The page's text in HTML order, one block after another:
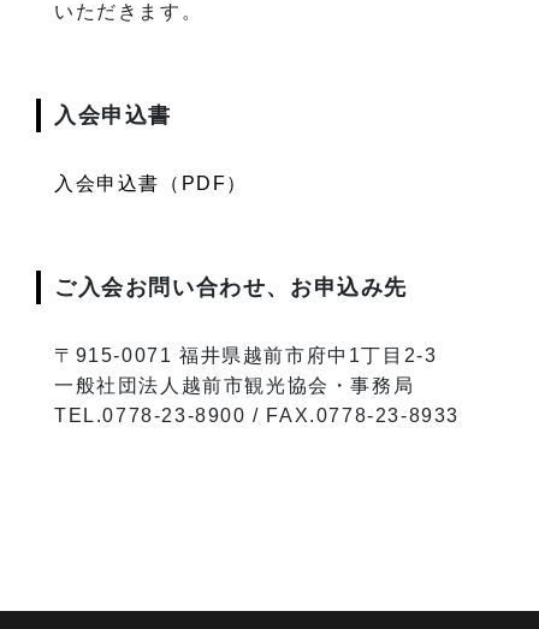
いただきます。
入会申込書
入会申込書（PDF）
ご入会お問い合わせ、お申込み先
〒915-0071 福井県越前市府中1丁目2-3
一般社団法人越前市観光協会・事務局
TEL.0778-23-8900 / FAX.0778-23-8933